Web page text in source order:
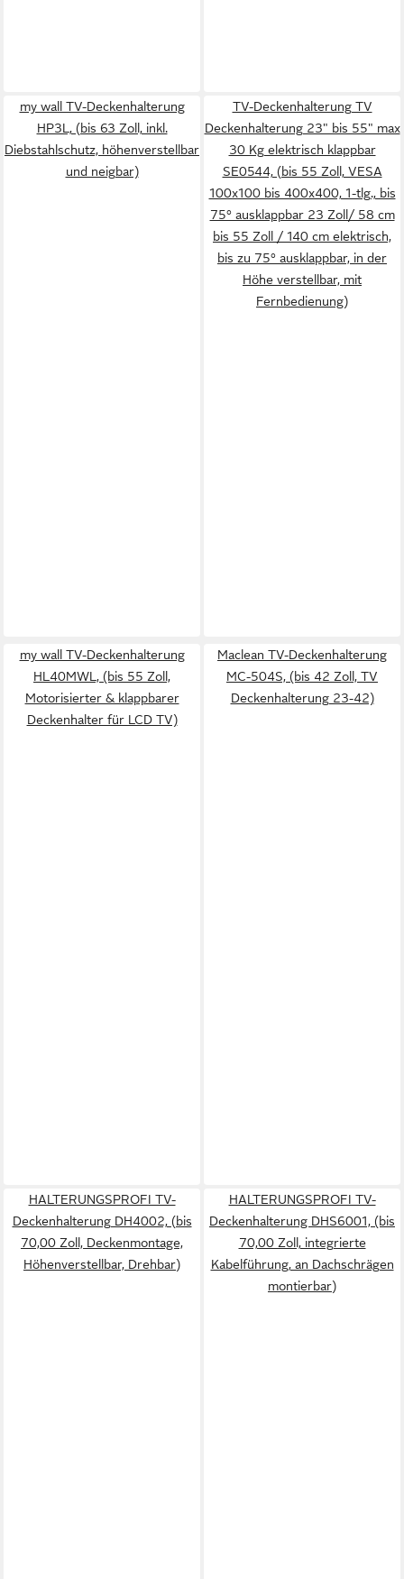
my wall TV-Deckenhalterung
HP3L, (bis 63 Zoll, inkl.
Diebstahlschutz, höhenverstellbar
und neigbar)
TV-Deckenhalterung TV
Deckenhalterung 23" bis 55" max
30 Kg elektrisch klappbar
SE0544, (bis 55 Zoll, VESA
100x100 bis 400x400, 1-tlg., bis
75° ausklappbar 23 Zoll/ 58 cm
bis 55 Zoll / 140 cm elektrisch,
bis zu 75° ausklappbar, in der
Höhe verstellbar, mit
Fernbedienung)
my wall TV-Deckenhalterung
HL40MWL, (bis 55 Zoll,
Motorisierter & klappbarer
Deckenhalter für LCD TV)
Maclean TV-Deckenhalterung
MC-504S, (bis 42 Zoll, TV
Deckenhalterung 23-42)
HALTERUNGSPROFI TV-
Deckenhalterung DH4002, (bis
70,00 Zoll, Deckenmontage,
Höhenverstellbar, Drehbar)
HALTERUNGSPROFI TV-
Deckenhalterung DHS6001, (bis
70,00 Zoll, integrierte
Kabelführung, an Dachschrägen
montierbar)